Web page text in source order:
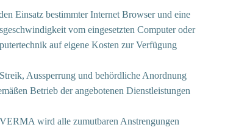
Einsatz bestimmter Internet Browser und eine
vom eingesetzten Computer oder
auf eigene Kosten zur Verfügung
Aussperrung und behördliche Anordnung
Betrieb der angebotenen Dienstleistungen
wird alle zumutbaren Anstrengungen